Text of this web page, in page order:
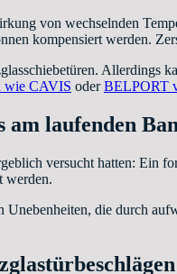
von wechselnden
kompensiert werden.
wie CAVIS oderBELPORT
am laufenden
versucht hatten: Ein
werden.
die durch